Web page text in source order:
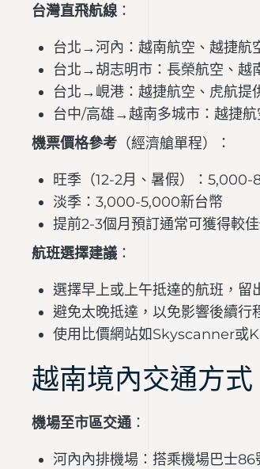
台灣直飛航線 ：
台北→河內：越南航空、越捷航
台北→胡志明市：長榮航空、越
台北→峴港：越捷航空、虎航提
台中/高雄→越南多城市：越捷
機票價格參考 （經濟艙單程）：
旺季（12-2月、暑假）：
淡季：3,000-5,000新台幣
提前2-3個月預訂通常可獲得較
航班選擇建議 ：
選擇早上或上午抵達的航班，留
避免太晚抵達，以免影響後續行
使用比價網站如Skyscanner或
越南境內交通方式
機場至市區交通：
河內內排機場：搭乘機場巴士